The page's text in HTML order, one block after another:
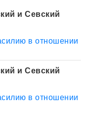
и Севский
в отношении
и Севский
в отношении